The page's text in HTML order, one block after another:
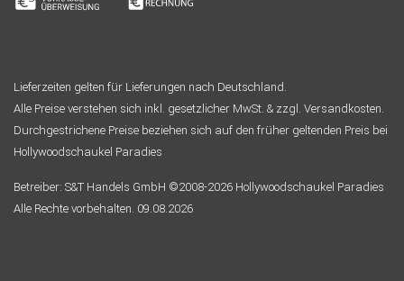
Lieferzeiten gelten für Lieferungen nach Deutschland.
Alle Preise verstehen sich inkl. gesetzlicher MwSt. & zzgl. Versandkosten.
Durchgestrichene Preise beziehen sich auf den früher geltenden Preis bei
Hollywoodschaukel Paradies
Betreiber: S&T Handels GmbH ©2008-2026 Hollywoodschaukel Paradies
Alle Rechte vorbehalten. 09.08.2026